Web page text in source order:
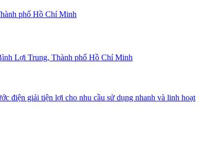
phố Hồ Chí Minh
Lợi Trung, Thành phố Hồ Chí Minh
điện giải tiện lợi cho nhu cầu sử dụng nhanh và linh hoạt